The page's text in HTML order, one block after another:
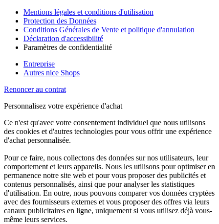
Mentions légales et conditions d'utilisation
Protection des Données
Conditions Générales de Vente et politique d'annulation
Déclaration d'accessibilité
Paramètres de confidentialité
Entreprise
Autres nice Shops
Renoncer au contrat
Personnalisez votre expérience d'achat
Ce n'est qu'avec votre consentement individuel que nous utilisons
des cookies et d'autres technologies pour vous offrir une expérience
d'achat personnalisée.
Pour ce faire, nous collectons des données sur nos utilisateurs, leur
comportement et leurs appareils. Nous les utilisons pour optimiser en
permanence notre site web et pour vous proposer des publicités et
contenus personnalisés, ainsi que pour analyser les statistiques
d'utilisation. En outre, nous pouvons comparer vos données cryptées
avec des fournisseurs externes et vous proposer des offres via leurs
canaux publicitaires en ligne, uniquement si vous utilisez déjà vous-
même leurs services.